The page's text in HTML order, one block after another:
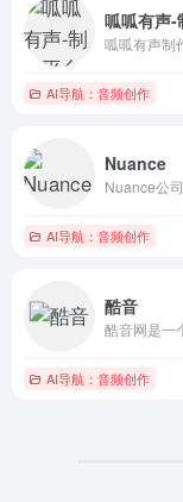
呱呱有声-
AI导航：音频创作
Nuance
Nuance公
AI导航：音频创作
酷音
AI导航：音频创作